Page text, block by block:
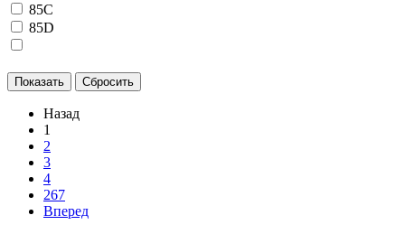
85C
85D
Назад
1
2
3
4
267
Вперед